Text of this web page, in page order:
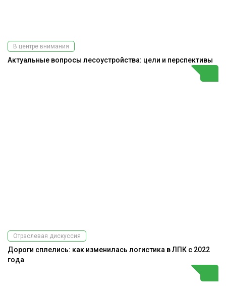
В центре внимания
Актуальные вопросы лесоустройства: цели и перспективы
Отраслевая дискуссия
Дороги сплелись: как изменилась логистика в ЛПК с 2022
года